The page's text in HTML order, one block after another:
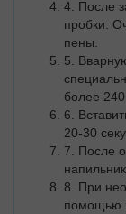
4. После
пробки.
пены.
5.
более 240
6.
20-30
7. После
8. При
помощью